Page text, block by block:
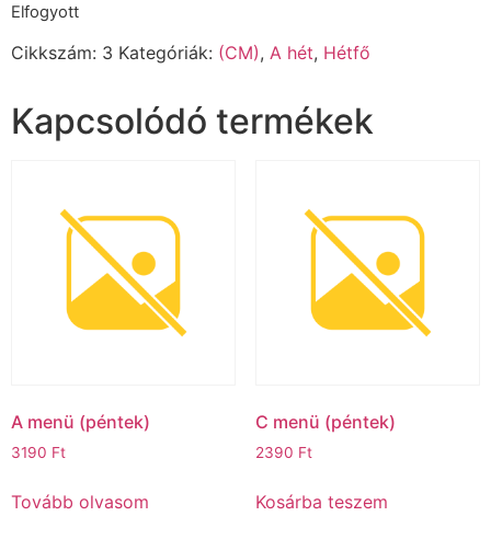
Elfogyott
Cikkszám: 3 Kategóriák: (CM), A hét, Hétfő
Kapcsolódó termékek
A menü (péntek)
3190 Ft
Tovább olvasom
C menü (péntek)ㅤ
2390 Ft
Kosárba teszem